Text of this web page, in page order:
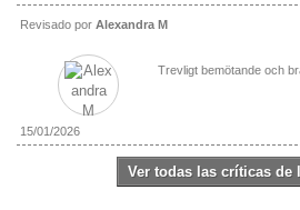
Revisado por Alexandra M
Trevligt bemötande och
15/01/2026
Ver todas las críticas de